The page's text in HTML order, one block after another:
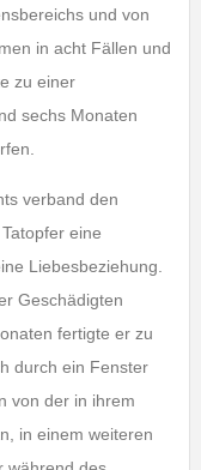
und von
in acht Fällen und
zu einer
sechs Monaten
verband den
eine
Liebesbeziehung.
Geschädigten
fertigte er zu
durch ein Fenster
von der in ihrem
in einem weiteren